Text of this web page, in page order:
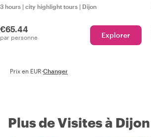
3 hours | city highlight tours | Dijon
€65.44
par personne Explorer
Prix en EUR·Changer
Plus de Visites à Dijon